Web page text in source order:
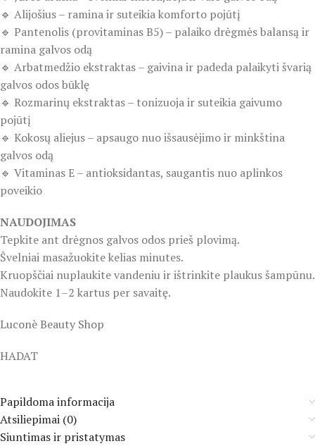
🔹 Alijošius – ramina ir suteikia komforto pojūtį
🔹 Pantenolis (provitaminas B5) – palaiko drėgmės balansą ir
ramina galvos odą
🔹 Arbatmedžio ekstraktas – gaivina ir padeda palaikyti švarią
galvos odos būklę
🔹 Rozmarinų ekstraktas – tonizuoja ir suteikia gaivumo
pojūtį
🔹 Kokosų aliejus – apsaugo nuo išsausėjimo ir minkština
galvos odą
🔹 Vitaminas E – antioksidantas, saugantis nuo aplinkos
poveikio
NAUDOJIMAS
Tepkite ant drėgnos galvos odos prieš plovimą.
Švelniai masažuokite kelias minutes.
Kruopščiai nuplaukite vandeniu ir ištrinkite plaukus šampūnu.
Naudokite 1–2 kartus per savaitę.
Luconè Beauty Shop
HADAT
Papildoma informacija
Atsiliepimai (0)
Siuntimas ir pristatymas